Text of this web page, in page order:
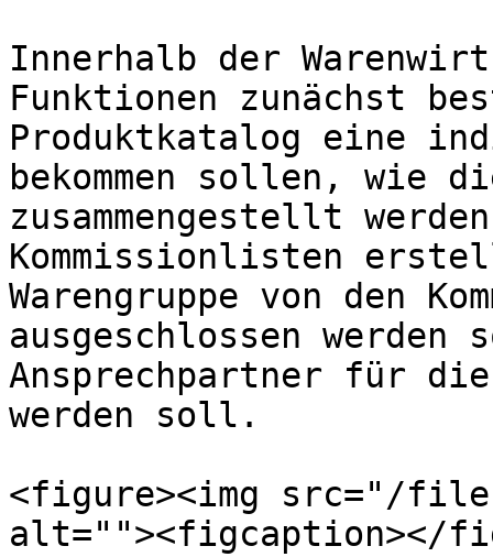
Innerhalb der
Funktionen zunächst
Produktkatalog eine
bekommen sollen, wie
zusammengestellt
Kommissionlisten
Warengruppe von den
ausgeschlossen
Ansprechpartner für
werden soll.
<figure><img src="/files/
alt=""><figcaption></